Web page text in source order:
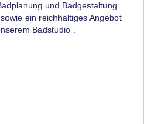
und Badgestaltung.
ein reichhaltiges Angebot
Badstudio .